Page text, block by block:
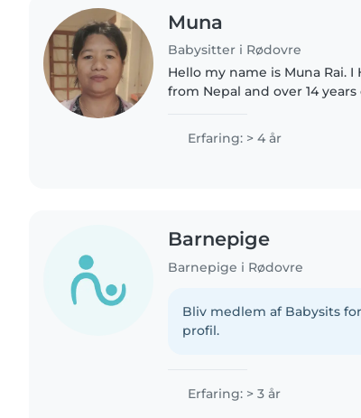
Muna
Babysitter i Rødovre
Hello my name is Muna Rai.
from Nepal and over 14
and I truly..
Erfaring: > 4 år
Barnepige
Barnepige i Rødovre
Bliv medlem af Babysits
profil.
Erfaring: > 3 år